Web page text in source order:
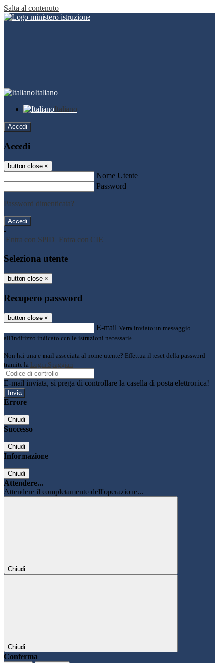
Salta al contenuto
Italiano
Italiano
Accedi
Accedi
button close ×
Nome Utente
Password
Password dimenticata?
-
Entra con SPID Entra con CIE
Seleziona utente
button close ×
Recupero password
button close ×
E-mail Verrà inviato un messaggio
all'indirizzo indicato con le istruzioni necessarie.
Non hai una e-mail associata al nome utente? Effettua il reset della password
tramite la Login Spaggiari
E-mail inviata, si prega di controllare la casella di posta elettronica!
Errore
Chiudi
Successo
Chiudi
Informazione
Chiudi
Attendere...
Attendere il completamento dell'operazione...
Chiudi
Chiudi
Conferma